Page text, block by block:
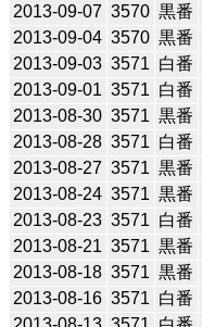
2013-09-07 3570 黒番
2013-09-04 3570 黒番
2013-09-03 3571 白番
2013-09-01 3571 白番
2013-08-30 3571 黒番
2013-08-28 3571 白番
2013-08-27 3571 黒番
2013-08-24 3571 黒番
2013-08-23 3571 白番
2013-08-21 3571 黒番
2013-08-18 3571 黒番
2013-08-16 3571 白番